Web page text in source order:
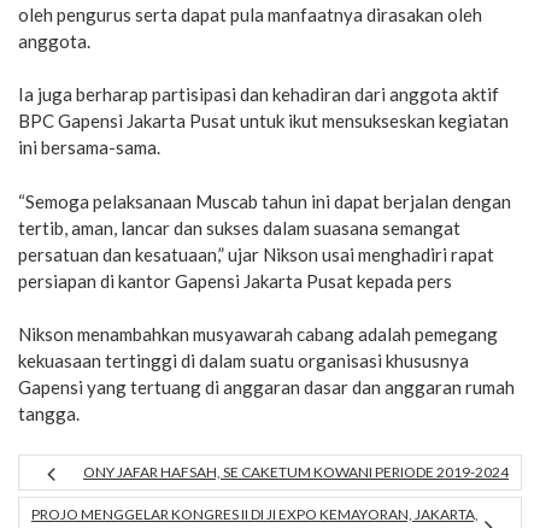
oleh pengurus serta dapat pula manfaatnya dirasakan oleh
anggota.
Ia juga berharap partisipasi dan kehadiran dari anggota aktif
BPC Gapensi Jakarta Pusat untuk ikut mensukseskan kegiatan
ini bersama-sama.
“Semoga pelaksanaan Muscab tahun ini dapat berjalan dengan
tertib, aman, lancar dan sukses dalam suasana semangat
persatuan dan kesatuaan,” ujar Nikson usai menghadiri rapat
persiapan di kantor Gapensi Jakarta Pusat kepada pers
Nikson menambahkan musyawarah cabang adalah pemegang
kekuasaan tertinggi di dalam suatu organisasi khususnya
Gapensi yang tertuang di anggaran dasar dan anggaran rumah
tangga.
ONY JAFAR HAFSAH, SE CAKETUM KOWANI PERIODE 2019-2024
PROJO MENGGELAR KONGRES II DI JI EXPO KEMAYORAN, JAKARTA,